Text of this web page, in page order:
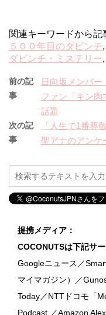
関連キーワードから記
５００年目のダビンチ,
ダビンチ・ミステリー,
前の記
事
日向坂メンバ
ファン「キン肉
話題
次の記
事
「人生で1番尊
聖アナのアンケ
提携メディア：
COCONUTSは下記サ
Googleニュース／
マイマガジン）／
Today／NTTドコモ「
Podcast ／Amazon